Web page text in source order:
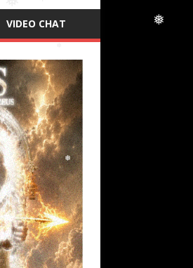
❅
❅
❅
VIDEO CHAT